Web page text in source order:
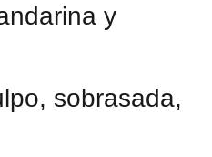
y
sobrasada,